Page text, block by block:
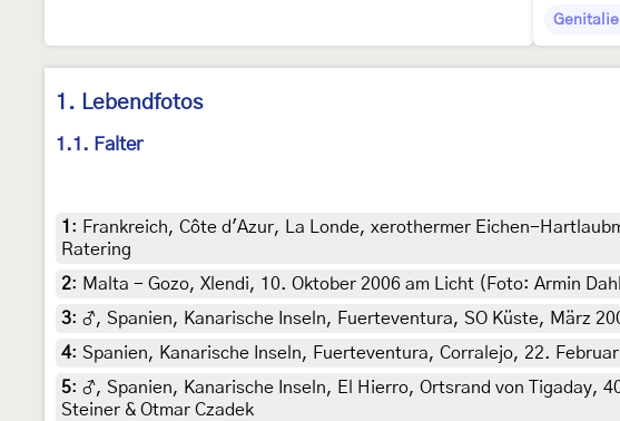
1. Lebendfotos
1.1. Falter
1 : Frankreich, Côte d'Azur, La Londe, xerothermer Eichen-
Ratering
2: Malta - Gozo, Xlendi, 10. Oktober 2006 am Licht (Foto: Armin
3: ♂, Spanien, Kanarische Inseln, Fuerteventura, SO Küste, März
4: Spanien, Kanarische Inseln, Fuerteventura, Corralejo, 22.
5: ♂, Spanien, Kanarische Inseln, El Hierro, Ortsrand von Tigaday,
Steiner & Otmar Czadek